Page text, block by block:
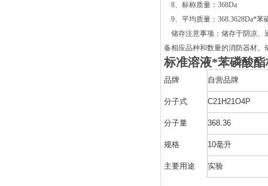
8、标称质量：368Da
9、平均质量：368.3628Da*苯
储存注意事项：储存于阴凉、
备相应品种和数量的消防器材。
标准溶液*苯磷酸酯
品牌 自营品牌
分子式 C21H21O4P
分子量 368.36
规格 10毫升
主要用途 实验